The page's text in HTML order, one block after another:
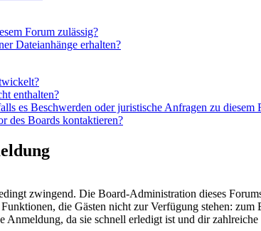
Forum zulässig?
Dateianhänge erhalten?
enthalten?
es Beschwerden oder juristische Anfragen zu diesem
des Boards kontaktieren?
zwingend. Die Board-Administration dieses
die Gästen nicht zur Verfügung stehen:
Anmeldung, da sie schnell erledigt ist und dir zahlreiche